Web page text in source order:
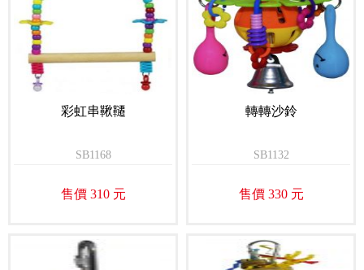
彩虹串鞦韆
SB1168
售價 310 元
轉轉沙鈴
SB1132
售價 330 元